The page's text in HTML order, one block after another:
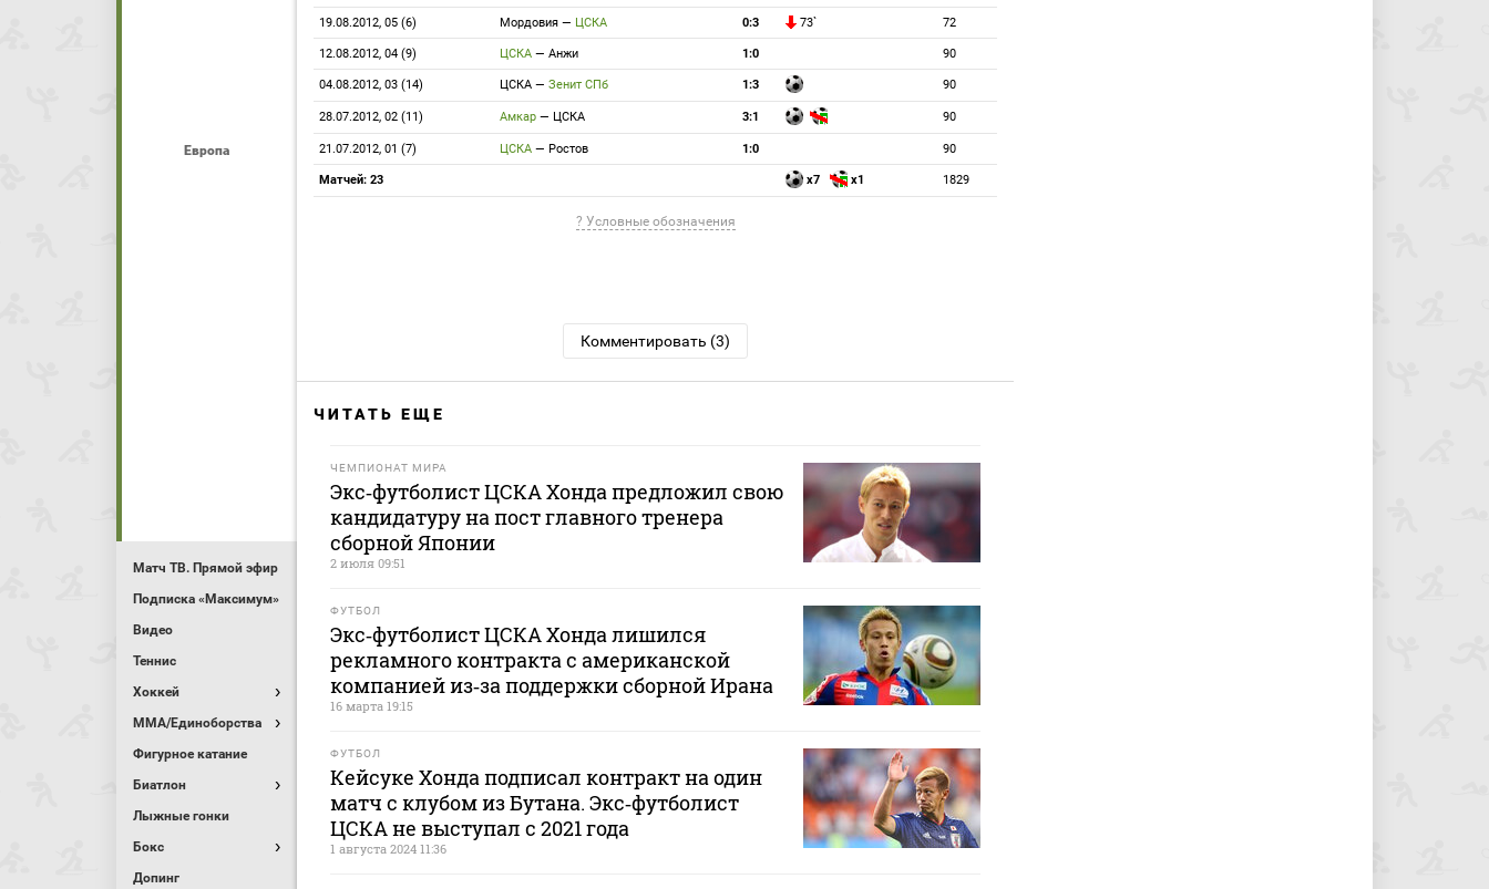
Европа
Матч ТВ. Прямой эфир
Подписка «Максимум»
Видео
Теннис
Хоккей
MMA/Единоборства
Фигурное катание
Биатлон
Лыжные гонки
Бокс
Допинг
19.08.2012, 05 (6) Мордовия — ЦСКА 0:3 73` 72
12.08.2012, 04 (9) ЦСКА — Анжи 1:0 90
04.08.2012, 03 (14) ЦСКА — Зенит СПб 1:3 90
28.07.2012, 02 (11) Амкар — ЦСКА 3:1 90
21.07.2012, 01 (7) ЦСКА — Ростов 1:0 90
Матчей: 23 x7 x1 1829
? Условные обозначения
Комментировать (3)
ЧИТАТЬ ЕЩЕ
ЧЕМПИОНАТ МИРА
Экс‑футболист ЦСКА Хонда предложил свою
кандидатуру на пост главного тренера
сборной Японии
2 июля 09:51
ФУТБОЛ
Экс‑футболист ЦСКА Хонда лишился
рекламного контракта с американской
компанией из‑за поддержки сборной Ирана
16 марта 19:15
ФУТБОЛ
Кейсуке Хонда подписал контракт на один
матч с клубом из Бутана. Экс‑футболист
ЦСКА не выступал с 2021 года
1 августа 2024 11:36